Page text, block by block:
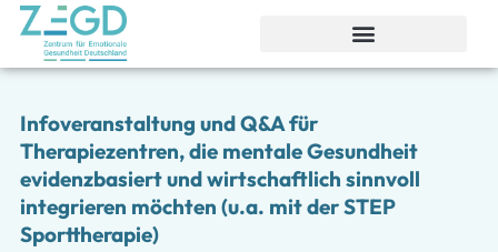
Infoveranstaltung und Q&A für
Therapiezentren, die mentale Gesundheit
evidenzbasiert und wirtschaftlich sinnvoll
integrieren möchten (u.a. mit der STEP
Sporttherapie)